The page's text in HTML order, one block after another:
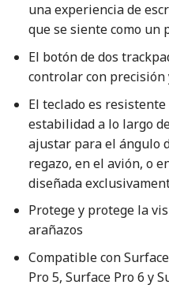
una experiencia de
que se siente como
El botón de dos
controlar con precisión
El teclado es
estabilidad a lo largo
ajustar para el ángulo
regazo, en el avión, o
diseñada
Protege y protege la
arañazos
Compatible con
Pro 5, Surface Pro 6 y